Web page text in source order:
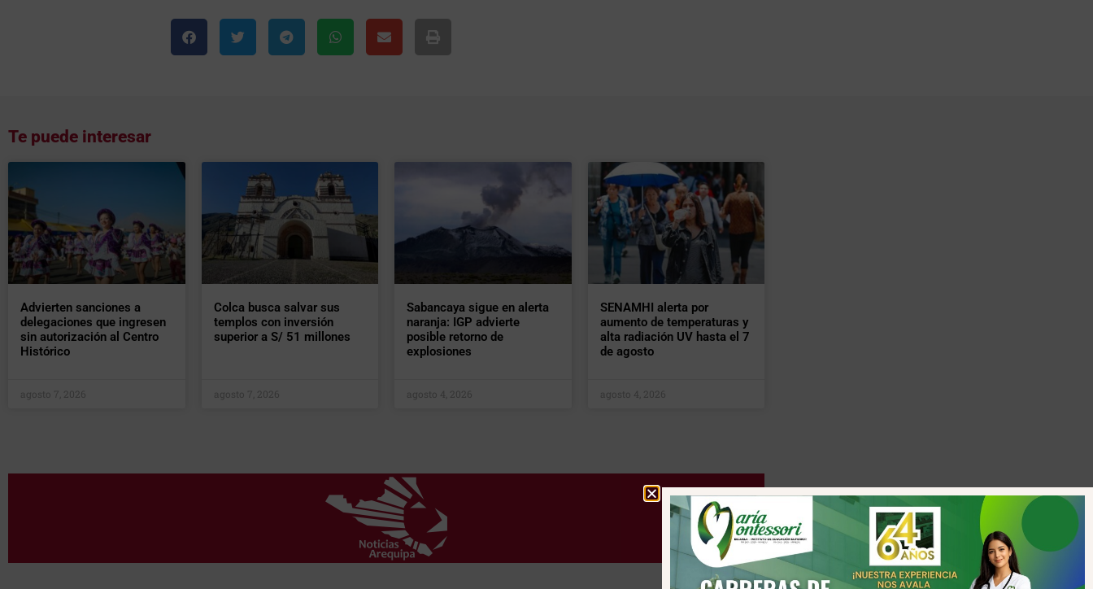
Te puede interesar
Advierten sanciones a
delegaciones que ingresen
sin autorización al Centro
Histórico
agosto 7, 2026
Colca busca salvar sus
templos con inversión
superior a S/ 51 millones
agosto 7, 2026
Sabancaya sigue en alerta
naranja: IGP advierte
posible retorno de
explosiones
agosto 4, 2026
SENAMHI alerta por
aumento de temperaturas y
alta radiación UV hasta el 7
de agosto
agosto 4, 2026